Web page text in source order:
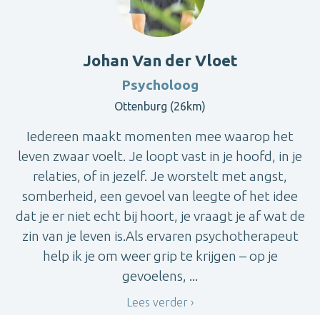
Johan Van der Vloet
Psycholoog
Ottenburg (26km)
Iedereen maakt momenten mee waarop het
leven zwaar voelt. Je loopt vast in je hoofd, in je
relaties, of in jezelf. Je worstelt met angst,
somberheid, een gevoel van leegte of het idee
dat je er niet echt bij hoort, je vraagt je af wat de
zin van je leven is.Als ervaren psychotherapeut
help ik je om weer grip te krijgen – op je
gevoelens, ...
Lees verder